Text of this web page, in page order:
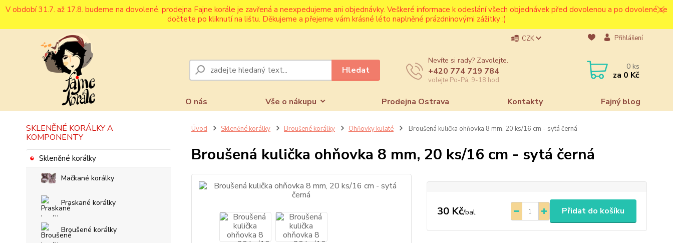
V období 31.7. až 17.8. budeme na dovolené, prodejna Fajne korále je zavřená a neexpedujeme ani objednávky. Veškeré informace k odeslání všech objednávek před dovolenou a po dovolené se
dočtete po kliknutí na lištu. Děkujeme a přejeme vám krásné léto naplněné prázdninovými zážitky :)
O nás Vše o nákupu Prodejna Ostrava Kontakty Fajný blog
CZK Přihlášení
Hledat
Nevíte si rady? Zavolejte.
+420 774 719 784
volejte Po-Pá, 9-18 hod.
0 ks
za 0 Kč
SKLENĚNÉ KORÁLKY A
KOMPONENTY
Skleněné korálky
Mačkané korálky
Praskané korálky
Broušené korálky
Úvod Skleněné korálky Broušené korálky Ohňovky kulaté Broušená kulička ohňovka 8 mm, 20 ks/16 cm - sytá černá
Broušená kulička ohňovka 8 mm, 20 ks/16 cm - sytá černá
30 Kč/bal. Přidat do košíku